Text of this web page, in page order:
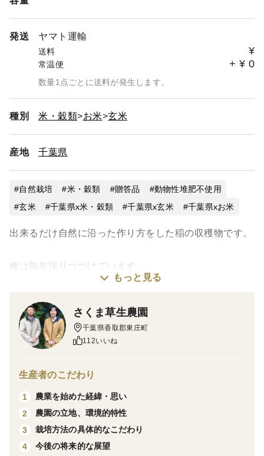
発送 ヤマト運輸
送料 ¥
常温便 + ¥ 0
数量1点ごとに送料が発生します。
種別 米・穀類 お米 玄米
産地 千葉県
自然栽培 米・穀類 贈答品
動物性堆肥不使用
玄米
千葉県x米・穀類 千葉県x玄米 千葉県xお米
出来るだけ自然に沿った作り方をした稲の収穫物です。
種は毎年採りつづけています。
農薬は25年以上使っていません。
おだ掛けにして、風と日光で乾燥し2週間、自然に仕上
げます。
ビニールハウスでの苗つくりはしていません。
水のいれない田んぼで、苗を育てます。
苗と苗の間隔をあけて植え付け、稲がのびのびと育てる
ようにします。
もっと見る
さくま草生農園
千葉県香取郡東庄町
112いいね
生産者のこだわり
1
農業を始めた経緯・思い
2
農園の立地、環境的特性
3
栽培方法の具体的なこだわり
4
今後の将来的な展望